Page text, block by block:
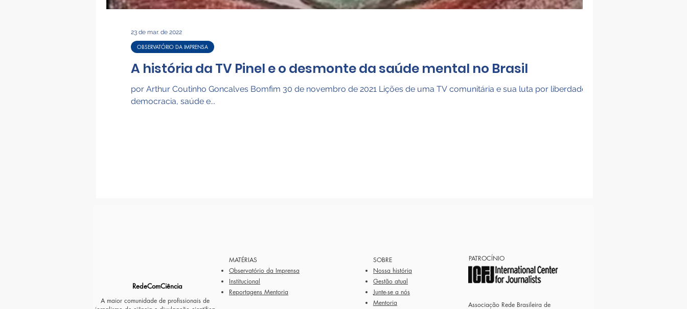
A história da TV Pinel e o desmonte da saúde mental no Brasil
por Arthur Coutinho Goncalves Bomfim 30 de novembro de 2021 Lições de uma TV comunitária e sua luta por liberdade,
democracia, saúde e...
OBSERVATÓRIO DA IMPRENSA
23 de mar. de 2022
RedeComCiência
A maior comunidade de profissionais de
MATÉRIAS
Observatório da Imprensa
Institucional
Reportagens Mentoria
SOBRE
Nossa história
Gestão atual
Junte-se a nós
Mentoria
PATROCÍNIO
Associação Rede Brasileira de